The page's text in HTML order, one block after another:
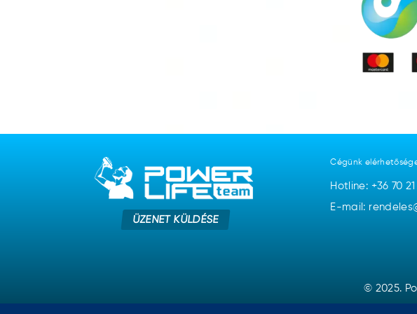
ÜZENET KÜLDÉSE
Cégünk
Hotline: +36 70 21
E-mail:
© 2025.